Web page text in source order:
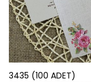
3435 (100 ADET)